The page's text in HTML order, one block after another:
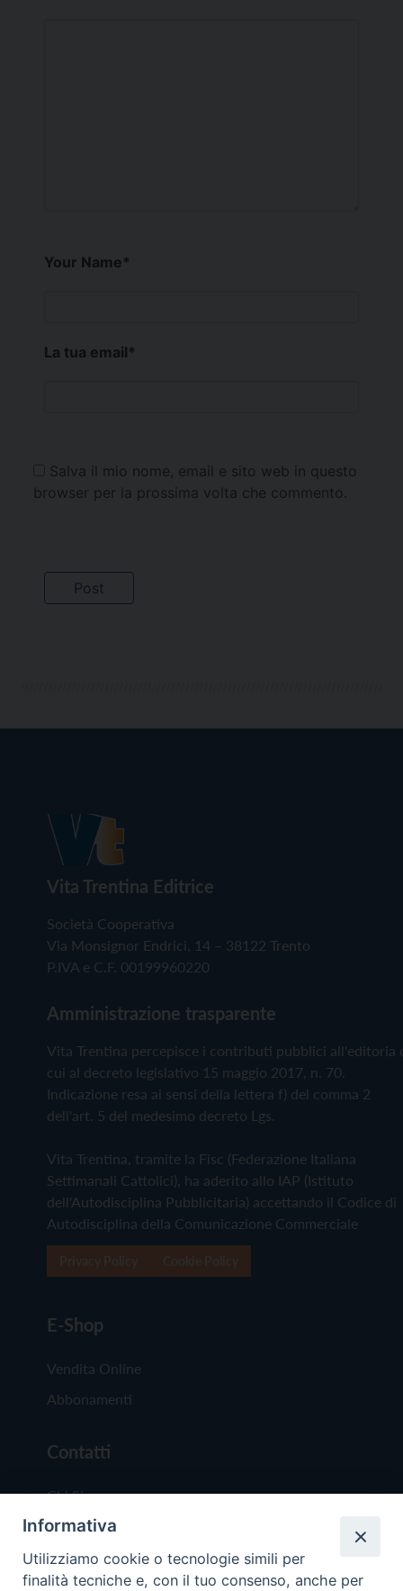
Your Name*
La tua email*
Salva il mio nome, email e sito web in questo
browser per la prossima volta che commento.
Vita Trentina Editrice
Società Cooperativa
Via Monsignor Endrici, 14 – 38122 Trento
P.IVA e C.F. 00199960220
Amministrazione trasparente
Vita Trentina percepisce i contributi pubblici all'editoria
cui al decreto legislativo 15 maggio 2017, n. 70.
Indicazione resa ai sensi della lettera f) del comma 2
dell'art. 5 del medesimo decreto Lgs.
Vita Trentina, tramite la Fisc (Federazione Italiana
Settimanali Cattolici), ha aderito allo IAP (Istituto
dell'Autodisciplina Pubblicitaria) accettando il Codice di
Autodisciplina della Comunicazione Commerciale
E-Shop
Vendita Online
Abbonamenti
Contatti
Chi Siamo
Redazione
Scrivici
Informativa
Utilizziamo cookie o tecnologie simili per
finalità tecniche e, con il tuo consenso, anche per